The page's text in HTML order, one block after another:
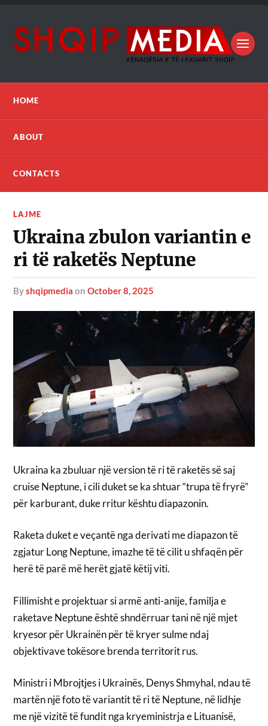
HOME
ABOUT
CONTACTS
LAJME
Ukraina zbulon variantin e
ri të raketës Neptune
byshqipmedia onOctober 8, 2025
Ukraina ka zbuluar një version të ri të raketës së saj
cruise Neptune, i cili duket se ka shtuar “trupa të fryrë”
për karburant, duke rritur kështu diapazonin.
Raketa duket e veçantë nga derivati me diapazon të
zgjatur Long Neptune, imazhe të të cilit u shfaqën për
herë të parë më herët gjatë këtij viti.
Fillimisht e projektuar si armë anti-anije, familja e
raketave Neptune është shndërruar tani në një mjet
kryesor për Ukrainën për të kryer sulme ndaj
objektivave tokësore brenda territorit rus.
Ministri i Mbrojtjes i Ukrainës, Denys Shmyhal, ndau të
martën një foto të variantit të ri të Neptune, në lidhje
me një vizitë të fundit nga kryeministrja e Lituanisë,